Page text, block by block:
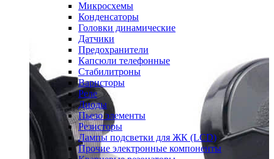
Микросхемы
Конденсаторы
Головки динамические
Датчики
Предохранители
Капсюли телефонные
Стабилитроны
Варисторы
Реле
Диоды
Пьезо элементы
Резисторы
Лампы подсветки для ЖК (LCD)
Прочие электронные компоненты